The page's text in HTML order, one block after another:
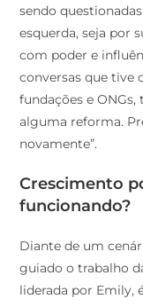
esquerda, seja por
com poder e
conversas que tive
fundações e ONGs,
alguma reforma.
novamente”.
funcionando?
guiado o trabalho
liderada por Emily,
conseguem